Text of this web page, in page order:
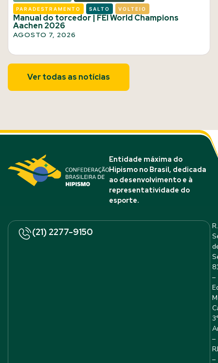
PARADESTRAMENTO SALTO VOLTEIO
Manual do torcedor | FEI World Champions
Aachen 2026
AGOSTO 7, 2026
Ver todas as notícias
Entidade máxima do
Hipismo no Brasil, dedicada
ao desenvolvimento e à
representatividade do
esporte.
(21) 2277-9150
R.
–
–
RJ
–